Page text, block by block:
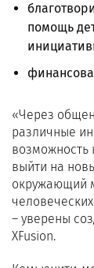
помощь
«Через
различные
возможность
выйти на
окружающий
– уверены
XFusion.